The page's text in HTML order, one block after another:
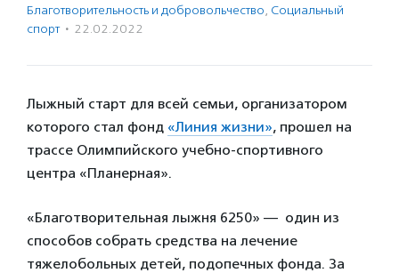
Благотвори­тель­ность и доброволь­чест­во, Социальный
спорт · 22.02.2022
Лыжный старт для всей семьи, организатором
которого стал фонд «Линия жизни», прошел на
трассе Олимпийского учебно-спортивного
центра «Планерная».
«Благотворительная лыжня 6250» — один из
способов собрать средства на лечение
тяжелобольных детей, подопечных фонда. За